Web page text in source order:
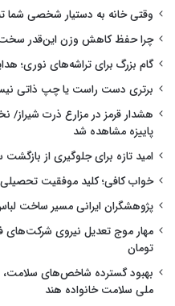
وقتی خانه به دستیار شخصی شما
چرا حفظ کاهش وزن این‌قدر
گام بزرگ برای تراشه‌های نوری؛
برتری دست راست یا چپ ذاتی
هشدار قرمز در مزارع ذرت شیراز/
پاییزه مشاهده شد
امید تازه برای جلوگیری از
خواب کافی؛ کلید موفقیت تحصیلی
پژوهشگران ایرانی مسیر ساخت
تومان
بهبود گسترده شاخص‌های سلامت،
ملی سلامت خانواده هند